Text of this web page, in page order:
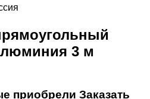
3 м
приобрели Заказать